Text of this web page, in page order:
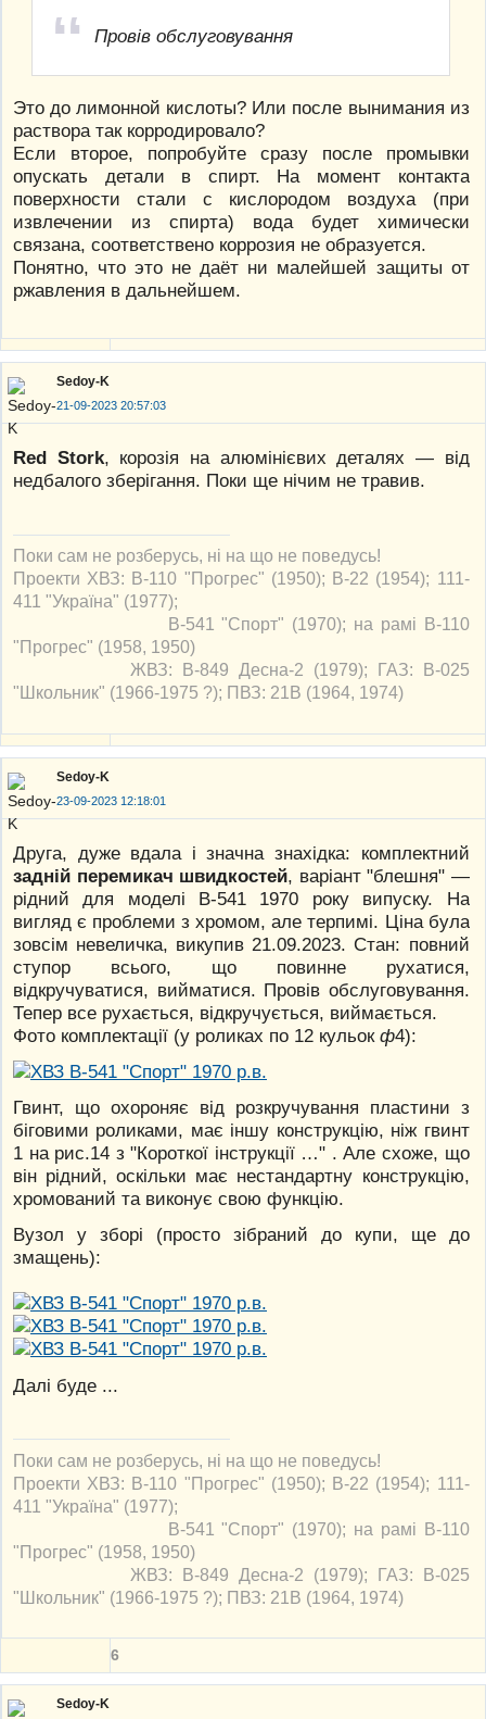
Провів обслуговування
Это до лимонной кислоты? Или после вынимания из
раствора так корродировало?
Если второе, попробуйте сразу после промывки
опускать детали в спирт. На момент контакта
поверхности стали с кислородом воздуха (при
извлечении из спирта) вода будет химически
связана, соответствено коррозия не образуется.
Понятно, что это не даёт ни малейшей защиты от
ржавления в дальнейшем.
Sedoy-K
21-09-2023 20:57:03
Red Stork, корозія на алюмінієвих деталях — від
недбалого зберігання. Поки ще нічим не травив.
Поки сам не розберусь, ні на що не поведусь!
Проекти ХВЗ: В-110 "Прогрес" (1950); В-22 (1954); 111-
411 "Україна" (1977);
В-541 "Спорт" (1970); на рамі В-110
"Прогрес" (1958, 1950)
ЖВЗ: В-849 Десна-2 (1979); ГАЗ: В-025
"Школьник" (1966-1975 ?); ПВЗ: 21В (1964, 1974)
Sedoy-K
23-09-2023 12:18:01
Друга, дуже вдала і значна знахідка: комплектний
задній перемикач швидкостей, варіант "блешня" —
рідний для моделі В-541 1970 року випуску. На
вигляд є проблеми з хромом, але терпимі. Ціна була
зовсім невеличка, викупив 21.09.2023. Стан: повний
ступор всього, що повинне рухатися,
відкручуватися, вийматися. Провів обслуговування.
Тепер все рухається, відкручується, виймається.
Фото комплектації (у роликах по 12 кульок ф4):
Гвинт, що охороняє від розкручування пластини з
біговими роликами, має іншу конструкцію, ніж гвинт
1 на рис.14 з "Короткої інструкції …" . Але схоже, що
він рідний, оскільки має нестандартну конструкцію,
хромований та виконує свою функцію.
Вузол у зборі (просто зібраний до купи, ще до
змащень):
Далі буде ...
Поки сам не розберусь, ні на що не поведусь!
Проекти ХВЗ: В-110 "Прогрес" (1950); В-22 (1954); 111-
411 "Україна" (1977);
В-541 "Спорт" (1970); на рамі В-110
"Прогрес" (1958, 1950)
ЖВЗ: В-849 Десна-2 (1979); ГАЗ: В-025
"Школьник" (1966-1975 ?); ПВЗ: 21В (1964, 1974)
6
Sedoy-K